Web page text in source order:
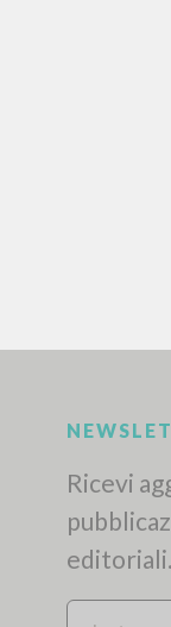
ATTIVITÀ